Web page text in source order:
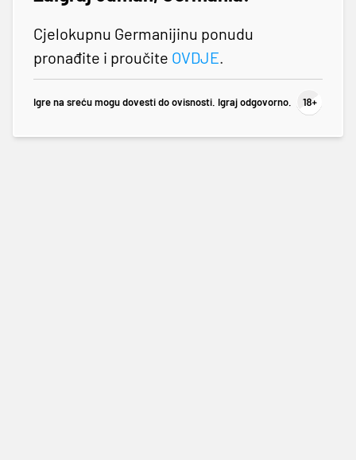
Cjelokupnu Germanijinu ponudu
pronađite i proučite OVDJE.
Igre na sreću mogu dovesti do ovisnosti. Igraj odgovorno.